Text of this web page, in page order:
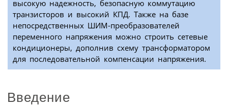
высокую надежность, безопасную коммутацию
транзисторов и высокий КПД. Также на базе
непосредственных ШИМ-преобразователей
переменного напряжения можно строить сетевые
кондиционеры, дополнив схему трансформатором
для последовательной компенсации напряжения.
Введение